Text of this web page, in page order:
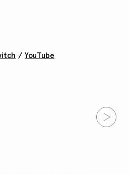
/ YouTube